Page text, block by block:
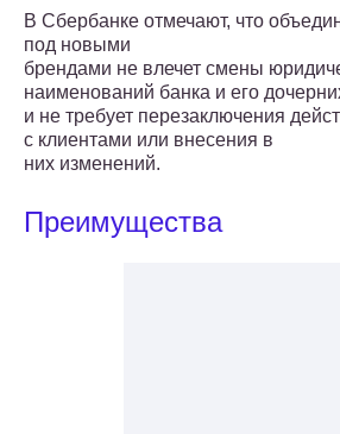
В Сбербанке отмечают, что
под новыми
брендами не влечет смены
наименований банка и его
и не требует перезаключения
с клиентами или внесения в
них изменений.
Преимущества